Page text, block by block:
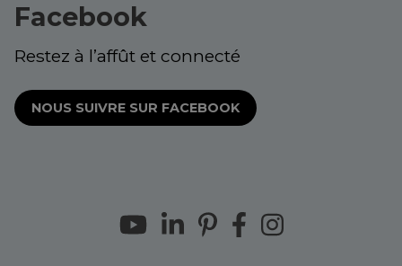
Facebook
Restez à l’affût et connecté
NOUS SUIVRE SUR FACEBOOK